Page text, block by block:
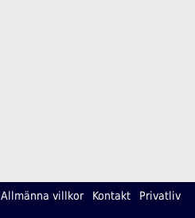
Allmänna villkor Kontakt Privatliv